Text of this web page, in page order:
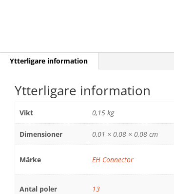
Ytterligare information
Ytterligare information
Vikt 0,15 kg
Dimensioner 0,01 × 0,08 × 0,08 cm
Märke EH Connector
Antal poler 13